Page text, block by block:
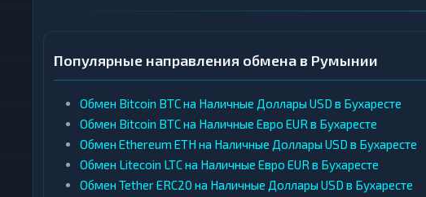
Популярные направления обмена в Румынии
Обмен Bitcoin BTC на Наличные Доллары USD в Бухаресте
Обмен Bitcoin BTC на Наличные Евро EUR в Бухаресте
Обмен Ethereum ETH на Наличные Доллары USD в Бухаресте
Обмен Litecoin LTC на Наличные Евро EUR в Бухаресте
Обмен Tether ERC20 на Наличные Доллары USD в Бухаресте